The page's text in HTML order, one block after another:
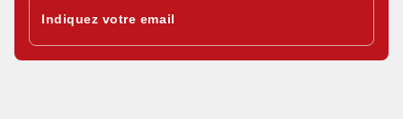
Indiquez votre email